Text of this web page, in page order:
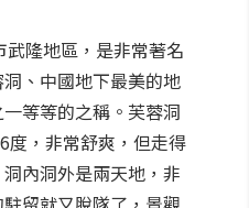
隆地區，是非常著名
、中國地下最美的地
等等的之稱。芙蓉洞
度，非常舒爽，但走得
內洞外是兩天地，非